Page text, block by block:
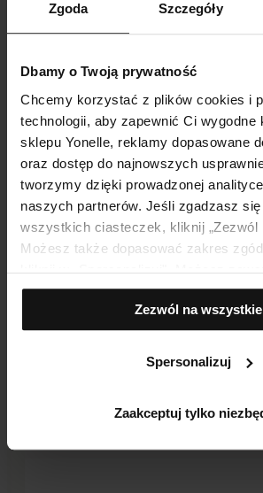
Zgoda Szczegóły
Dbamy o Twoją prywatność
Chcemy korzystać z plików cookies i
technologii, aby zapewnić Ci wygodne
sklepu Yonelle, reklamy dopasowane
oraz dostęp do najnowszych
tworzymy dzięki prowadzonej
naszych partnerów. Jeśli zgadzasz
wszystkich ciasteczek, kliknij „Zezwól
Możesz także dopasować zakres
kliknij w „Spersonalizuj". Możesz
zgodę, np. zmieniając ustawienia
lub zmieniając ustawienia przeglądarki.
Zezwól na wszystkie
Spersonalizuj
Zaakceptuj tylko
Nowość
59 pkt.
YONELLE MEN Aktywny Krem
Przeciwzmarszczkowy
Dodaj do koszyka